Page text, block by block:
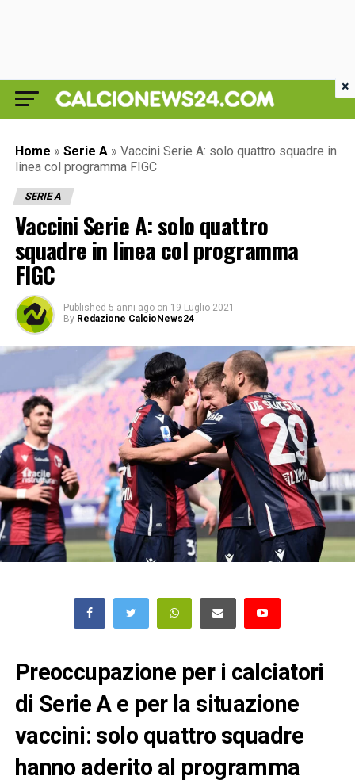
Home » Serie A » Vaccini Serie A: solo quattro squadre in
linea col programma FIGC
SERIE A
Vaccini Serie A: solo quattro
squadre in linea col programma
FIGC
Published 5 anni ago on 19 Luglio 2021
By Redazione CalcioNews24
Preoccupazione per i calciatori
di Serie A e per la situazione
vaccini: solo quattro squadre
hanno aderito al programma
×